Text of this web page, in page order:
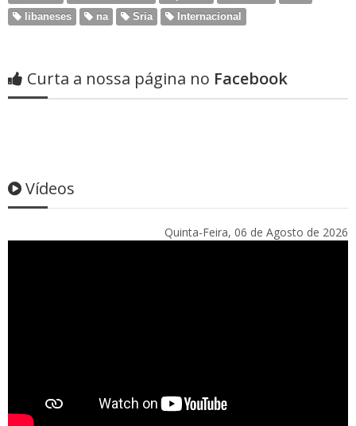
libaneses
na Sria Internacional
Curta a nossa página no Facebook
Vídeos
Quinta-Feira, 06 de Agosto de 2026